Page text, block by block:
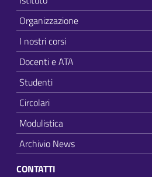
Organizzazione
I nostri corsi
Docenti e ATA
Studenti
Circolari
Modulistica
Archivio News
CONTATTI